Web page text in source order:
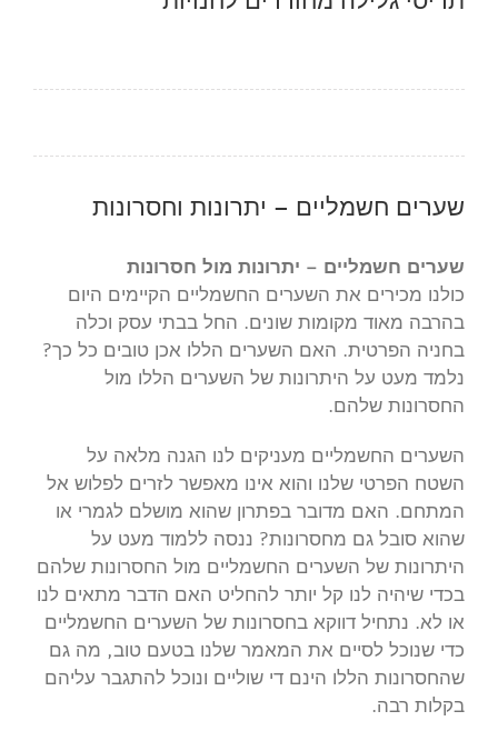
שערים חשמליים – יתרונות וחסרונות
שערים חשמליים – יתרונות מול חסרונות
כולנו מכירים את השערים החשמליים הקיימים היום
בהרבה מאוד מקומות שונים. החל בבתי עסק וכלה
בחניה הפרטית. האם השערים הללו אכן טובים כל כך?
נלמד מעט על היתרונות של השערים הללו מול
החסרונות שלהם.
השערים החשמליים מעניקים לנו הגנה מלאה על
השטח הפרטי שלנו והוא אינו מאפשר לזרים לפלוש אל
המתחם. האם מדובר בפתרון שהוא מושלם לגמרי או
שהוא סובל גם מחסרונות? ננסה ללמוד מעט על
היתרונות של השערים החשמליים מול החסרונות שלהם
בכדי שיהיה לנו קל יותר להחליט האם הדבר מתאים לנו
או לא. נתחיל דווקא בחסרונות של השערים החשמליים
כדי שנוכל לסיים את המאמר שלנו בטעם טוב, מה גם
שהחסרונות הללו הינם די שוליים ונוכל להתגבר עליהם
בקלות רבה.